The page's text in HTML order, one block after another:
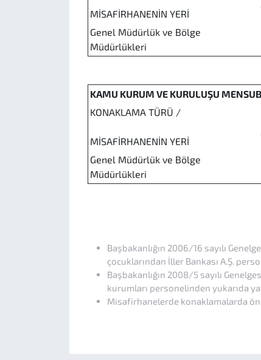
MİSAFİRHANENİN YERİ
Genel Müdürlük ve Bölge
Müdürlükleri
KAMU KURUM VE KURULUŞU
KONAKLAMA TÜRÜ /
MİSAFİRHANENİN YERİ
Genel Müdürlük ve Bölge
Müdürlükleri
Başbakanlığın 2006/16 sayılı
çocuklarından İller Bankası A.Ş.
Başbakanlığın 2008/5 sayılı
kurumları personelinden yukarıda
Misafirhanelerde konaklamalarda